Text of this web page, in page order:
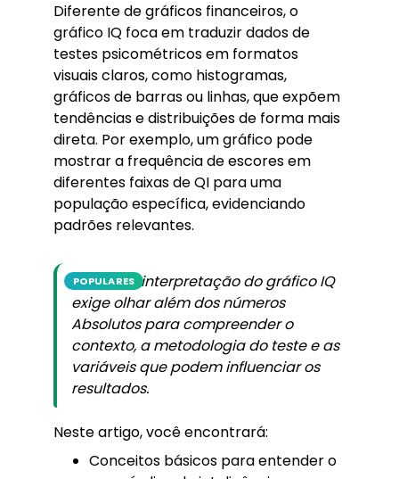
Diferente de gráficos financeiros, o
gráfico IQ foca em traduzir dados de
testes psicométricos em formatos
visuais claros, como histogramas,
gráficos de barras ou linhas, que expõem
tendências e distribuições de forma mais
direta. Por exemplo, um gráfico pode
mostrar a frequência de escores em
diferentes faixas de QI para uma
população específica, evidenciando
padrões relevantes.
POPULARES
Uma boa interpretação do gráfico IQ
exige olhar além dos números
Absolutos para compreender o
contexto, a metodologia do teste e as
variáveis que podem influenciar os
resultados.
Neste artigo, você encontrará:
Conceitos básicos para entender o